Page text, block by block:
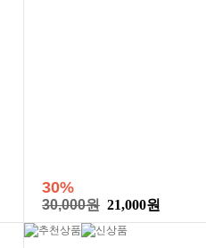
30%
30,000원 21,000원